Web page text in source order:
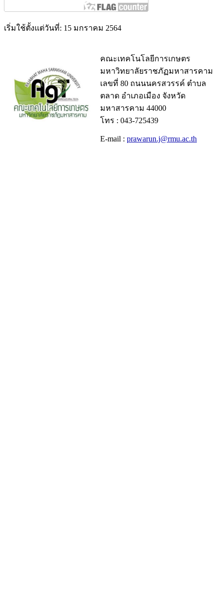
เริ่มใช้ตั้งแต่วันที่: 15 มกราคม 2564
คณะเทคโนโลยีการเกษตร
มหาวิทยาลัยราชภัฏมหาสารคาม
เลขที่ 80 ถนนนครสวรรค์ ตำบล
ตลาด อำเภอเมือง จังหวัด
มหาสารคาม 44000
โทร : 043-725439
E-mail : prawarun.j@rmu.ac.th